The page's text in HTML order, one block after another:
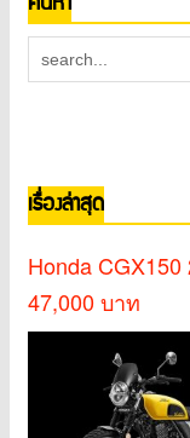
เรื่องล่าสุด
Honda
47,000 บาท